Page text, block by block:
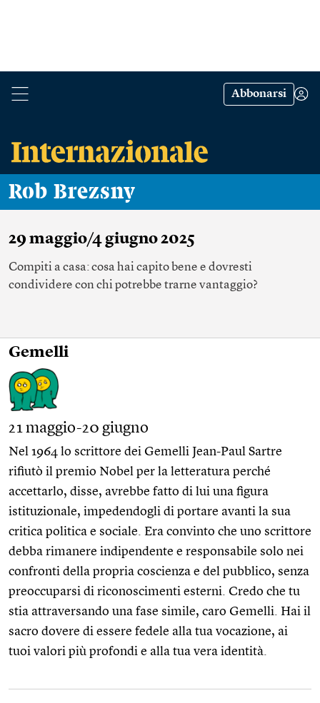
Abbonarsi
Rob Brezsny
29 maggio/4 giugno 2025
Compiti a casa: cosa hai capito bene e dovresti
condividere con chi potrebbe trarne vantaggio?
Gemelli
21 maggio-20 giugno
Nel 1964 lo scrittore dei Gemelli Jean-Paul Sartre
rifiutò il premio Nobel per la letteratura perché
accettarlo, disse, avrebbe fatto di lui una figura
istituzionale, impedendogli di portare avanti la sua
critica politica e sociale. Era convinto che uno scrittore
debba rimanere indipendente e responsabile solo nei
confronti della propria coscienza e del pubblico, senza
preoccuparsi di riconoscimenti esterni. Credo che tu
stia attraversando una fase simile, caro Gemelli. Hai il
sacro dovere di essere fedele alla tua vocazione, ai
tuoi valori più profondi e alla tua vera identità.